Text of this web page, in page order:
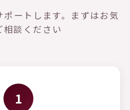
ポートします。まずはお気
相談ください
1